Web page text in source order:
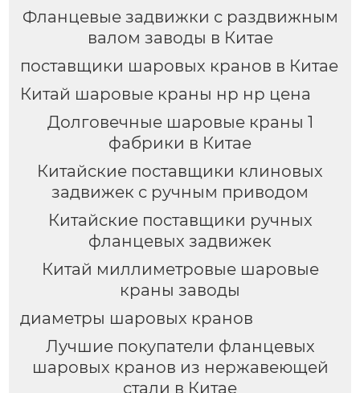
Фланцевые задвижки с раздвижным
валом заводы в Китае
поставщики шаровых кранов в Китае
Китай шаровые краны нр нр цена
Долговечные шаровые краны 1
фабрики в Китае
Китайские поставщики клиновых
задвижек с ручным приводом
Китайские поставщики ручных
фланцевых задвижек
Китай миллиметровые шаровые
краны заводы
диаметры шаровых кранов
Лучшие покупатели фланцевых
шаровых кранов из нержавеющей
стали в Китае